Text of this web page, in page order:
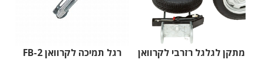
מתקן לגלגל רזרבי לקרוואן רגל תמיכה לקרוואן FB-2